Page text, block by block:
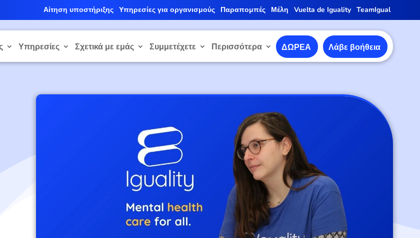
Αίτηση υποστήριξης Υπηρεσίες για οργανισμούς Παραπομπές Μέλη Vuelta de Iguality TeamIgual
Υπηρεσίες Σχετικά με εμάς Συμμετέχετε Περισσότερα ΔΩΡΕΑ Λάβε βοήθεια